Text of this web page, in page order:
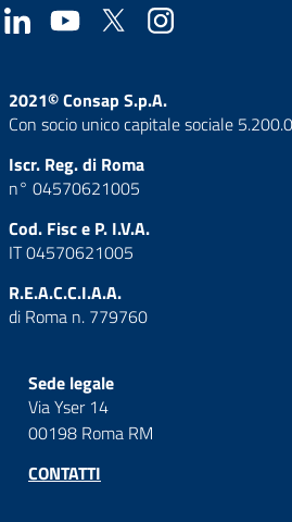
2021© Consap S.p.A.
Con socio unico capitale sociale
Iscr. Reg. di Roma
n° 04570621005
Cod. Fisc e P. I.V.A.
IT 04570621005
R.E.A.C.C.I.A.A.
di Roma n. 779760
Sede legale
Via Yser 14
00198 Roma RM
CONTATTI